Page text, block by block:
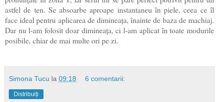
astfel de ten. Se absoarbe aproape instantaneu în piele, ceea ce îl
face ideal pentru aplicarea de dimineața, înainte de baza de machiaj.
Dar nu l-am folosit doar dimineața, ci l-am aplicat în toate modurile
posibile, chiar de mai multe ori pe zi.
Simona Tucu la 09:18 6 comentarii:
Distribuiți